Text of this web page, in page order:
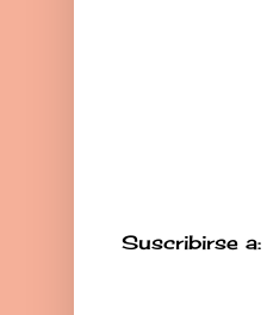
Suscribirse a: